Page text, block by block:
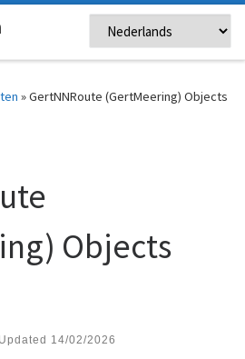
»GertNNRoute (GertMeering) Objects
Objects
Updated 14/02/2026